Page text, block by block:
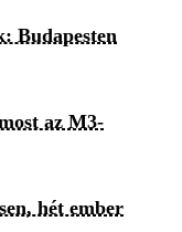
Budapesten
az M3-
hét ember